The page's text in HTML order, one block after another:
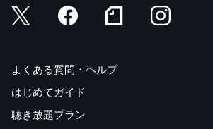
よくある質問・ヘルプ
はじめてガイド
聴き放題プラン